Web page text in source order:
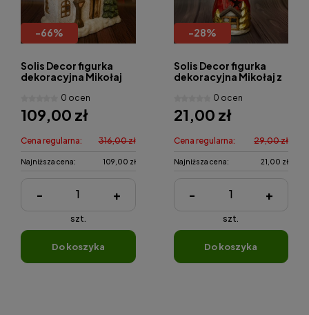
-66%
Solis Decor figurka
dekoracyjna Mikołaj
0 ocen
109,00 zł
Cena regularna: 316,00 zł
Najniższa cena: 109,00 zł
- +
szt.
do koszyka
-28%
Solis Decor figurka
dekoracyjna Mikołaj z
0 ocen
21,00 zł
Cena regularna: 29,00 zł
Najniższa cena: 21,00 zł
- +
szt.
do koszyka